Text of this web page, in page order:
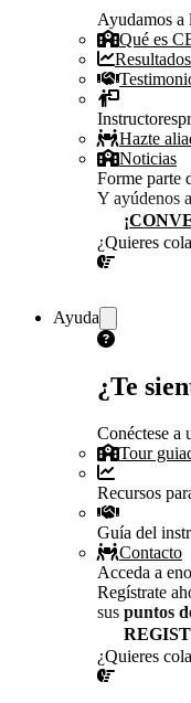
Ayudamos a
Qué es
Instructores
Hazte
Noticias
Forme parte
Y ayúdenos
¿Quieres
Ayuda
¿Te
Conéctese a
Tour
Recursos
Guía del
Contacto
Acceda a
Regístrate
sus puntos
¿Quieres